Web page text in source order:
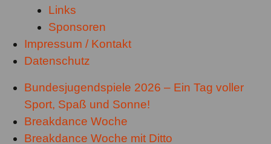
Links
Sponsoren
Impressum / Kontakt
Datenschutz
Bundesjugendspiele 2026 – Ein Tag voller
Sport, Spaß und Sonne!
Breakdance Woche
Breakdance Woche mit Ditto